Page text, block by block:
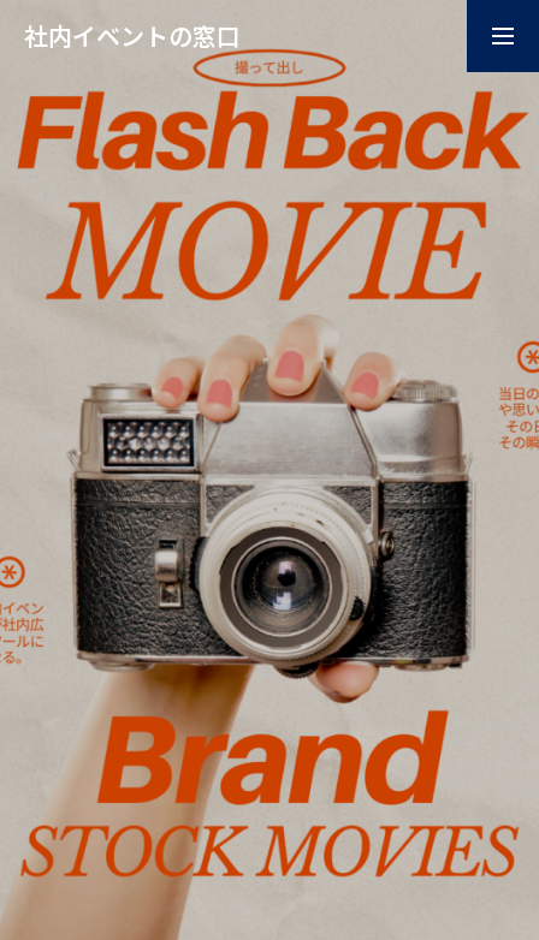
社内イベントの窓口
お問い合わせはこちらか 掲載ご希望はこちらから
企画
コンテンツ
イベント会場
イベラク
当社について
お問い合わせ
トップページ